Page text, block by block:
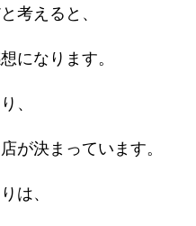
考えると、
になります。
、
が決まっています。
は、